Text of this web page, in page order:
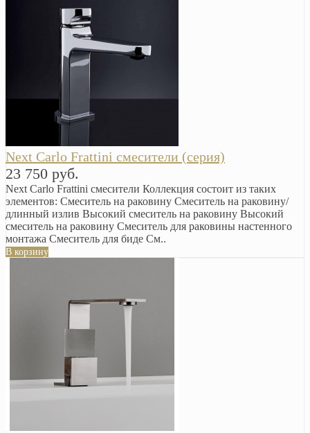
Next Carlo Frattini смесители (серия)
23 750 руб.
Next Carlo Frattini смесители Коллекция состоит из таких
элементов: Смеситель на раковину Смеситель на раковину/
длинный излив Высокий смеситель на раковину Высокий
смеситель на раковину Смеситель для раковины настенного
монтажа Смеситель для биде См..
В корзину